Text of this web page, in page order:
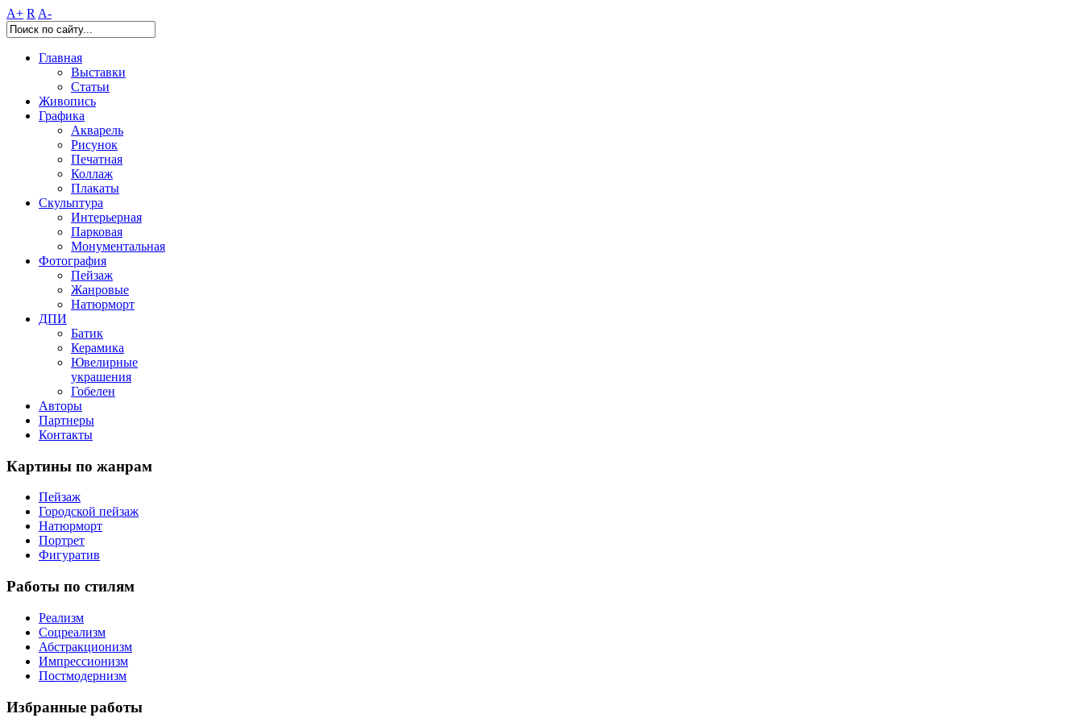
A+ R A-
Главная
Выставки
Статьи
Живопись
Графика
Акварель
Рисунок
Печатная
Коллаж
Плакаты
Скульптура
Интерьерная
Парковая
Монументальная
Фотография
Пейзаж
Жанровые
Натюрморт
ДПИ
Батик
Керамика
Ювелирные
украшения
Гобелен
Авторы
Партнеры
Контакты
Картины по жанрам
Пейзаж
Городской пейзаж
Натюрморт
Портрет
Фигуратив
Работы по стилям
Реализм
Соцреализм
Абстракционизм
Импрессионизм
Постмодернизм
Избранные работы